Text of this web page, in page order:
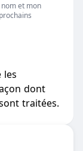
et mon
les
dont
traitées.